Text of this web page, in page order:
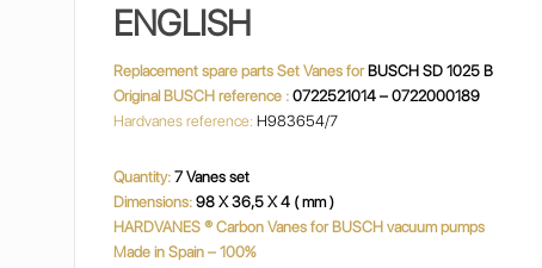
ENGLISH
Replacement spare parts Set Vanes for BUSCH SD 1025 B
Original BUSCH reference :0722521014 – 0722000189
Hardvanes reference: H983654/7
Quantity:7 Vanes set
Dimensions: 98 X 36,5 X 4 ( mm )
HARDVANES ® Carbon Vanes for BUSCH vacuum pumps
Made in Spain – 100%